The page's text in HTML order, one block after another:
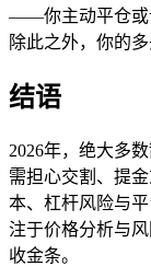
——你主动平仓或
除此之外，你的
结语
2026年，绝大多
需担心交割、提
本、杠杆风险与
注于价格分析与
收金条。